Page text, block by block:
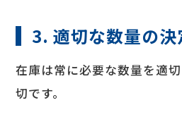
3. 適切な数量の
在庫は常に必要な数量を適
切です。